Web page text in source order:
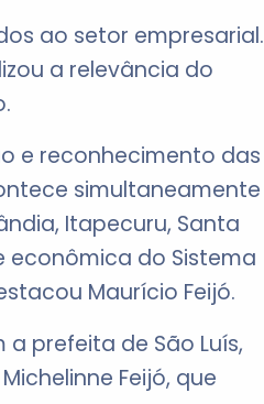
ao setor empresarial.
a relevância do
e reconhecimento das
simultaneamente
Itapecuru, Santa
econômica do Sistema
Maurício Feijó.
prefeita de São Luís,
Feijó, que